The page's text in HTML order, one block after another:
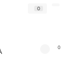
0
0